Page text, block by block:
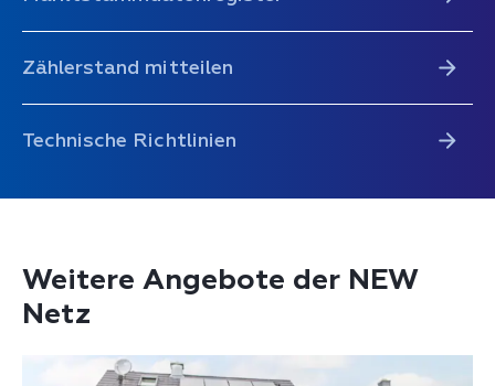
Zählerstand mitteilen
Technische Richtlinien
Weitere Angebote der NEW
Netz